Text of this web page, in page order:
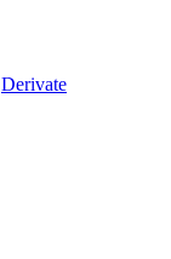
Derivate